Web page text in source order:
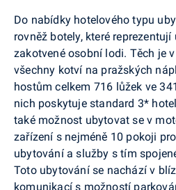
Do nabídky hotelového typu
rovněž botely, které
zakotvené osobní lodi. Těch je
všechny kotví na pražských
hostům celkem 716 lůžek ve
nich poskytuje standard 3*
také možnost ubytovat se v
zařízení s nejméně 10 pokoji
ubytování a služby s tím
Toto ubytování se nachází v
komunikací s možností